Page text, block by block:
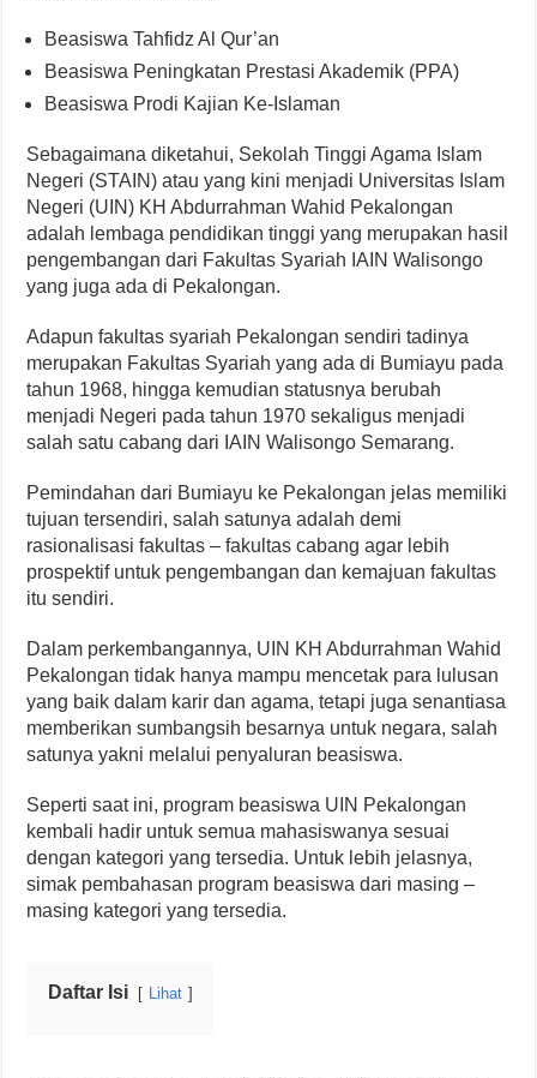
Beasiswa Tahfidz Al Qur’an
Beasiswa Peningkatan Prestasi Akademik (PPA)
Beasiswa Prodi Kajian Ke-Islaman
Sebagaimana diketahui, Sekolah Tinggi Agama Islam
Negeri (STAIN) atau yang kini menjadi Universitas Islam
Negeri (UIN) KH Abdurrahman Wahid Pekalongan
adalah lembaga pendidikan tinggi yang merupakan hasil
pengembangan dari Fakultas Syariah IAIN Walisongo
yang juga ada di Pekalongan.
Adapun fakultas syariah Pekalongan sendiri tadinya
merupakan Fakultas Syariah yang ada di Bumiayu pada
tahun 1968, hingga kemudian statusnya berubah
menjadi Negeri pada tahun 1970 sekaligus menjadi
salah satu cabang dari IAIN Walisongo Semarang.
Pemindahan dari Bumiayu ke Pekalongan jelas memiliki
tujuan tersendiri, salah satunya adalah demi
rasionalisasi fakultas – fakultas cabang agar lebih
prospektif untuk pengembangan dan kemajuan fakultas
itu sendiri.
Dalam perkembangannya, UIN KH Abdurrahman Wahid
Pekalongan tidak hanya mampu mencetak para lulusan
yang baik dalam karir dan agama, tetapi juga senantiasa
memberikan sumbangsih besarnya untuk negara, salah
satunya yakni melalui penyaluran beasiswa.
Seperti saat ini, program beasiswa UIN Pekalongan
kembali hadir untuk semua mahasiswanya sesuai
dengan kategori yang tersedia. Untuk lebih jelasnya,
simak pembahasan program beasiswa dari masing –
masing kategori yang tersedia.
Daftar Isi Lihat